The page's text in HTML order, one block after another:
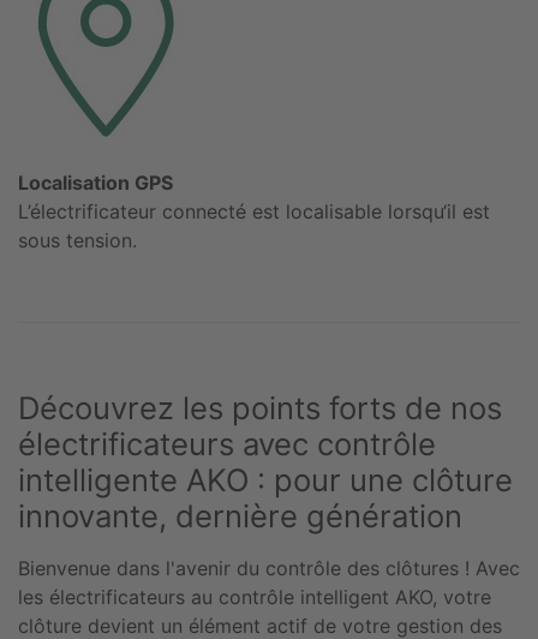
Localisation GPS
L’électrificateur connecté est localisable lorsqu‘il est
sous tension.
Découvrez les points forts de nos
électrificateurs avec contrôle
intelligente AKO : pour une clôture
innovante, dernière génération
Bienvenue dans l'avenir du contrôle des clôtures ! Avec
les électrificateurs au contrôle intelligent AKO, votre
clôture devient un élément actif de votre gestion des